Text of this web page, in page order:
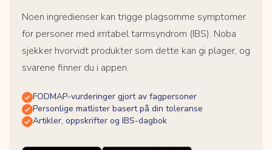
Noen ingredienser kan trigge plagsomme symptomer
for personer med irritabel tarmsyndrom (IBS). Noba
sjekker hvorvidt produkter som dette kan gi plager, og
svarene finner du i appen.
FODMAP-vurderinger gjort av fagpersoner
Personlige matlister basert på din toleranse
Artikler, oppskrifter og IBS-dagbok